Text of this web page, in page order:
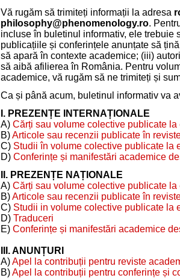
Vă rugăm să trimiteți informații la adresa
philosophy@phenomenology.ro.
incluse în buletinul informativ, ele trebuie
publicațiile și conferințele anunțate să
să apară în contexte academice; (iii)
să aibă afilierea în România. Pentru
academice, vă rugăm să ne trimiteți și
Ca și până acum, buletinul informativ va
I. PREZENȚE INTERNAȚIONALE
A) Cărți sau volume colective publicate
B)Articole sau recenzii publicate în
C) Studii în volume colective publicate la
D) Conferințe și manifestări academice
II. PREZENȚE NAȚIONALE
A) Cărți sau volume colective publicate la
B)Articole sau recenzii publicate în
C) Studii in volume colective publicate la
D) Traduceri
E) Conferințe și manifestări academice
III. ANUNȚURI
A)Apel la contribuții pentru reviste
B)Apel la contribuții pentru conferințe și